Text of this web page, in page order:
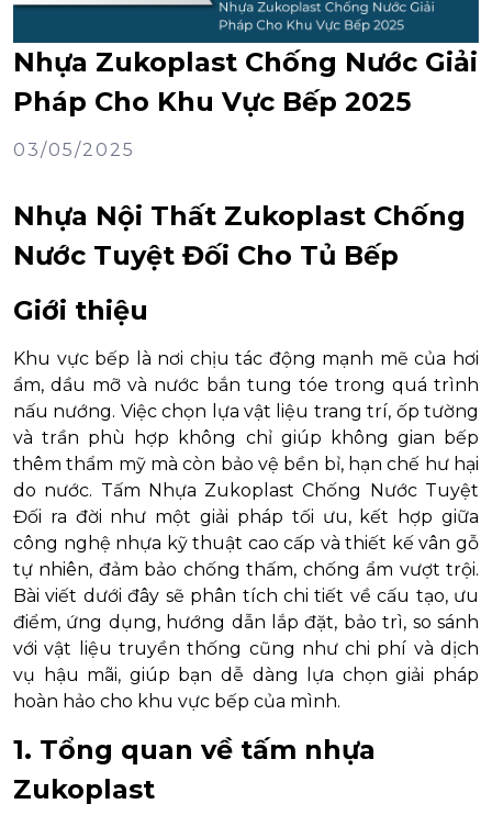
Nhựa Zukoplast Chống Nước Giải
Pháp Cho Khu Vực Bếp 2025
03/05/2025
Nhựa Nội Thất Zukoplast Chống
Nước Tuyệt Đối Cho Tủ Bếp
Giới thiệu
Khu vực bếp là nơi chịu tác động mạnh mẽ của hơi
ẩm, dầu mỡ và nước bắn tung tóe trong quá trình
nấu nướng. Việc chọn lựa vật liệu trang trí, ốp tường
và trần phù hợp không chỉ giúp không gian bếp
thêm thẩm mỹ mà còn bảo vệ bền bỉ, hạn chế hư hại
do nước. Tấm Nhựa Zukoplast Chống Nước Tuyệt
Đối ra đời như một giải pháp tối ưu, kết hợp giữa
công nghệ nhựa kỹ thuật cao cấp và thiết kế vân gỗ
tự nhiên, đảm bảo chống thấm, chống ẩm vượt trội.
Bài viết dưới đây sẽ phân tích chi tiết về cấu tạo, ưu
điểm, ứng dụng, hướng dẫn lắp đặt, bảo trì, so sánh
với vật liệu truyền thống cũng như chi phí và dịch
vụ hậu mãi, giúp bạn dễ dàng lựa chọn giải pháp
hoàn hảo cho khu vực bếp của mình.
1. Tổng quan về tấm nhựa
Zukoplast